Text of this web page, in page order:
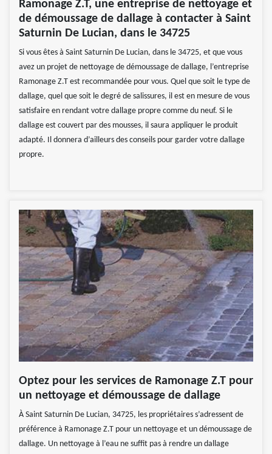
Ramonage Z.T, une entreprise de nettoyage et
de démoussage de dallage à contacter à Saint
Saturnin De Lucian, dans le 34725
Si vous êtes à Saint Saturnin De Lucian, dans le 34725, et que vous
avez un projet de nettoyage de démoussage de dallage, l’entreprise
Ramonage Z.T est recommandée pour vous. Quel que soit le type de
dallage, quel que soit le degré de salissures, il est en mesure de vous
satisfaire en rendant votre dallage propre comme du neuf. Si le
dallage est couvert par des mousses, il saura appliquer le produit
adapté. Il donnera d’ailleurs des conseils pour garder votre dallage
propre.
Optez pour les services de Ramonage Z.T pour
un nettoyage et démoussage de dallage
À Saint Saturnin De Lucian, 34725, les propriétaires s’adressent de
préférence à Ramonage Z.T pour un nettoyage et un démoussage de
dallage. Un nettoyage à l’eau ne suffit pas à rendre un dallage